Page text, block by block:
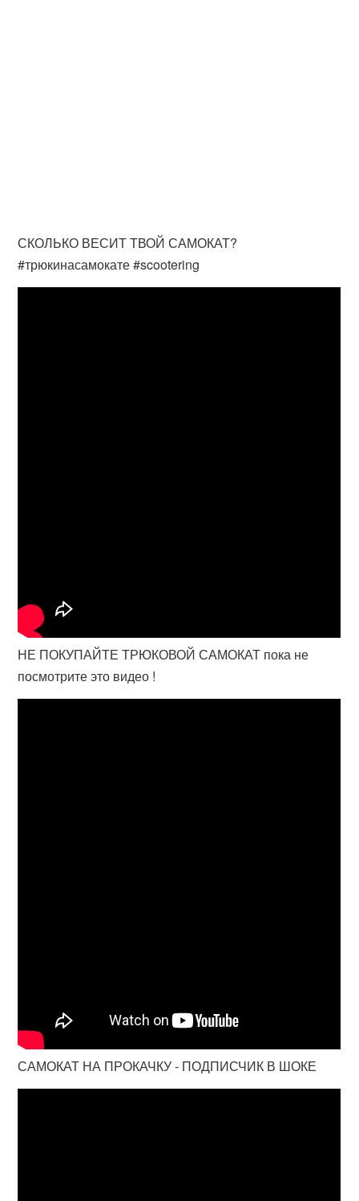
СКОЛЬКО ВЕСИТ ТВОЙ САМОКАТ?
#трюкинасамокате #scootering
НЕ ПОКУПАЙТЕ ТРЮКОВОЙ САМОКАТ пока не
посмотрите это видео !
САМОКАТ НА ПРОКАЧКУ - ПОДПИСЧИК В ШОКЕ